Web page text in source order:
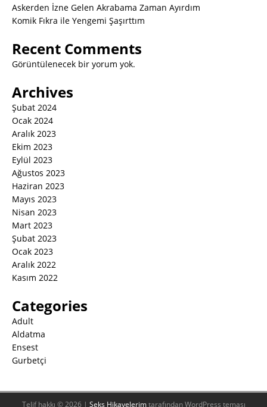
Askerden İzne Gelen Akrabama Zaman Ayırdım
Komik Fıkra ile Yengemi Şaşırttım
Recent Comments
Görüntülenecek bir yorum yok.
Archives
Şubat 2024
Ocak 2024
Aralık 2023
Ekim 2023
Eylül 2023
Ağustos 2023
Haziran 2023
Mayıs 2023
Nisan 2023
Mart 2023
Şubat 2023
Ocak 2023
Aralık 2022
Kasım 2022
Categories
Adult
Aldatma
Ensest
Gurbetçi
Telif hakkı © 2026 | Seks Hikayelerimtarafından WordPress teması